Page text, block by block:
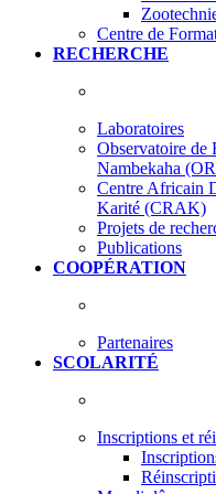
Centre de
RECHERCHE
Laboratoires
Observatoire de
Nambekaha
Centre Africain
Karité (CRAK)
Projets de
Publications
COOPÉRATION
Partenaires
SCOLARITÉ
Inscriptions et